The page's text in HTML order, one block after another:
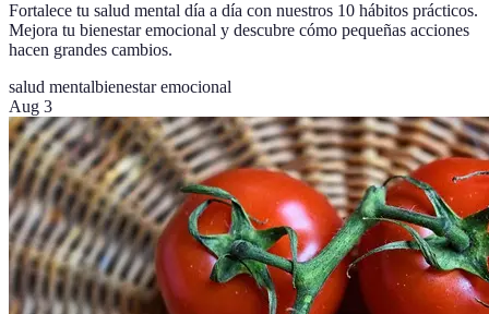
Fortalece tu salud mental día a día con nuestros 10 hábitos prácticos.
Mejora tu bienestar emocional y descubre cómo pequeñas acciones
hacen grandes cambios.
salud mentalbienestar emocional
Aug 3